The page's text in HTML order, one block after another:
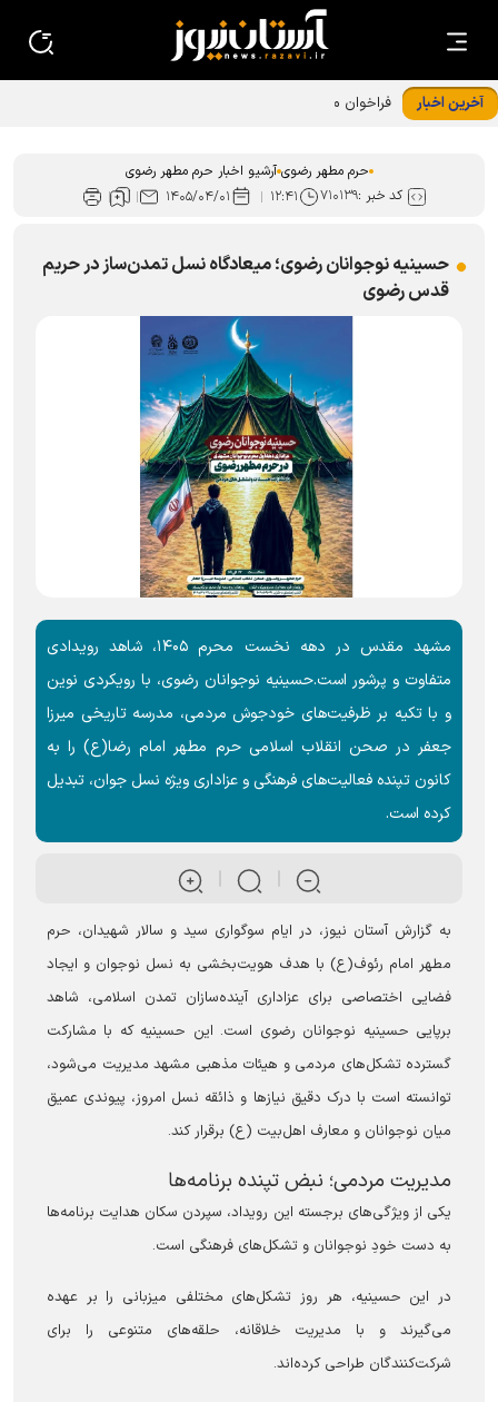
آخرین اخبار
فراخوان مشارکت زائران و مجاوران در طرح «خدمت در بهشت»
حرم مطهر رضوی آرشیو اخبار حرم مطهر رضوی
کد خبر :۷۱۰۱۳۹ ۱۲:۴۱ ۱۴۰۵/۰۴/۰۱
حسینیه نوجوانان رضوی؛ میعادگاه نسل تمدن‌ساز در حریم
قدس رضوی
مشهد مقدس در دهه نخست محرم ۱۴۰۵، شاهد رویدادی
متفاوت و پرشور است.حسینیه نوجوانان رضوی، با رویکردی نوین
و با تکیه بر ظرفیت‌های خودجوش مردمی، مدرسه تاریخی میرزا
جعفر در صحن انقلاب اسلامی حرم مطهر امام رضا(ع) را به
کانون تپنده فعالیت‌های فرهنگی و عزاداری ویژه نسل جوان، تبدیل
کرده است.
به گزارش آستان نیوز، در ایام سوگواری سید و سالار شهیدان، حرم
مطهر امام رئوف(ع) با هدف هویت‌بخشی به نسل نوجوان و ایجاد
فضایی اختصاصی برای عزاداری آینده‌سازان تمدن اسلامی، شاهد
برپایی حسینیه نوجوانان رضوی است. این حسینیه که با مشارکت
گسترده تشکل‌های مردمی و هیئات مذهبی مشهد مدیریت می‌شود،
توانسته است با درک دقیق نیازها و ذائقه نسل امروز، پیوندی عمیق
میان نوجوانان و معارف اهل‌بیت (ع) برقرار کند.
مدیریت مردمی؛ نبض تپنده برنامه‌ها
یکی از ویژگی‌های برجسته این رویداد، سپردن سکان هدایت برنامه‌ها
به دست خودِ نوجوانان و تشکل‌های فرهنگی است.
در این حسینیه، هر روز تشکل‌های مختلفی میزبانی را بر عهده
می‌گیرند و با مدیریت خلاقانه، حلقه‌های متنوعی را برای
شرکت‌کنندگان طراحی کرده‌اند.